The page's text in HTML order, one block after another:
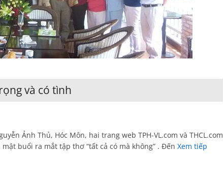
và có tình
Ảnh Thủ, Hóc Môn, hai trang web TPH-VL.com và THCL.com
buổi ra mắt tập thơ “tất cả có mà không” . Đến Xem tiếp